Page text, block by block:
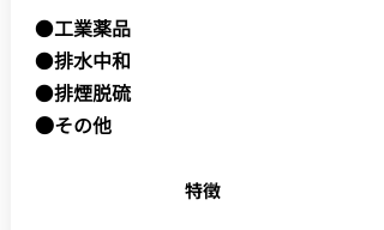
●工業薬品
●排水中和
●排煙脱硫
●その他
特徴